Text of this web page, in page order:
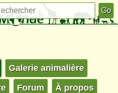
Galerie animalière
Forum À propos